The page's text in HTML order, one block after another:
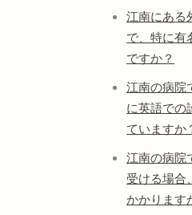
江南にある
で、特に有
ですか？
江南の病院
に英語での
ていますか
江南の病院
受ける場合
かかります